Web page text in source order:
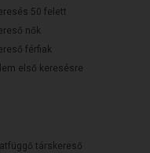
50 felett
nők
férfiak
első keresésre
társkereső